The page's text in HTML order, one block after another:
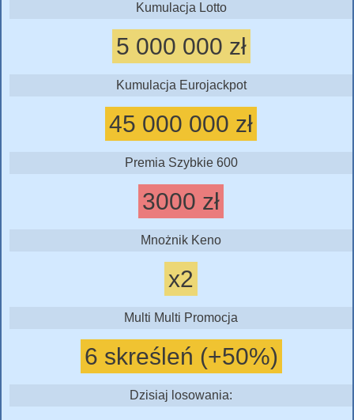
Kumulacja Lotto
5 000 000 zł
Kumulacja Eurojackpot
45 000 000 zł
Premia Szybkie 600
3000 zł
Mnożnik Keno
x2
Multi Multi Promocja
6 skreśleń (+50%)
Dzisiaj losowania: